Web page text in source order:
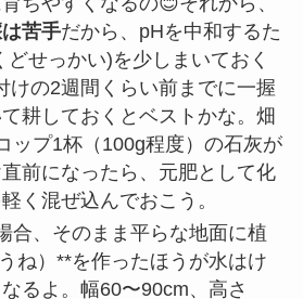
苦手だから、pHを中和するた
せっかい)を少しまいておく
けの2週間くらい前までに一握
耕しておくとベストかな。畑
ップ1杯（100g程度）の石灰が
前になったら、元肥として化
く混ぜ込んでおこう。
合、そのまま平らな地面に植
ね）**を作ったほうが水はけ
るよ。幅60〜90cm、高さ